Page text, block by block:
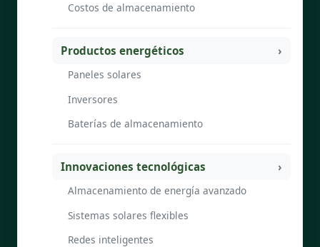
Costos de almacenamiento
Productos energéticos
Paneles solares
Inversores
Baterías de almacenamiento
Innovaciones tecnológicas
Almacenamiento de energía avanzado
Sistemas solares flexibles
Redes inteligentes